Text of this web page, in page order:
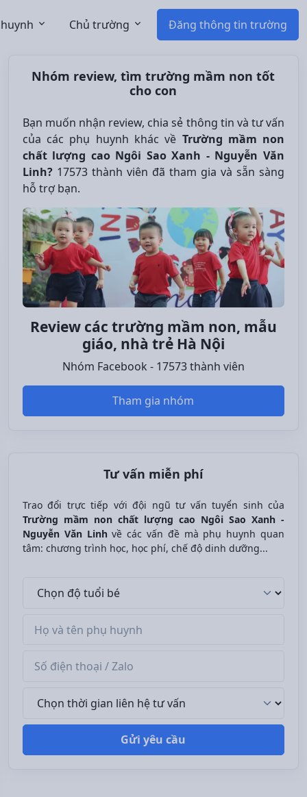
Chủ trường Đăng thông tin trường
Nhóm review, tìm trường mầm non tốt
cho con
Bạn muốn nhận review, chia sẻ thông tin và tư vấn
của các phụ huynh khác về Trường mầm non
chất lượng cao Ngôi Sao Xanh - Nguyễn Văn
Linh? 17573 thành viên đã tham gia và sẵn sàng
hỗ trợ bạn.
Review các trường mầm non, mẫu
giáo, nhà trẻ Hà Nội
Nhóm Facebook - 17573 thành viên
Tham gia nhóm
Tư vấn miễn phí
Trao đổi trực tiếp với đội ngũ tư vấn tuyển sinh của
Trường mầm non chất lượng cao Ngôi Sao Xanh -
Nguyễn Văn Linhvề các vấn đề mà phụ huynh quan
tâm: chương trình học, học phí, chế độ dinh dưỡng...
Gửi yêu cầu